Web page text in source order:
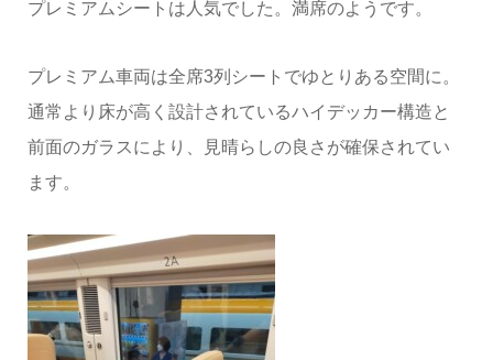
プレミアムシートは人気でした。満席のようです。
プレミアム車両は全席3列シートでゆとりある空間に。
通常より床が高く設計されているハイデッカー構造と
前面のガラスにより、見晴らしの良さが確保されてい
ます。